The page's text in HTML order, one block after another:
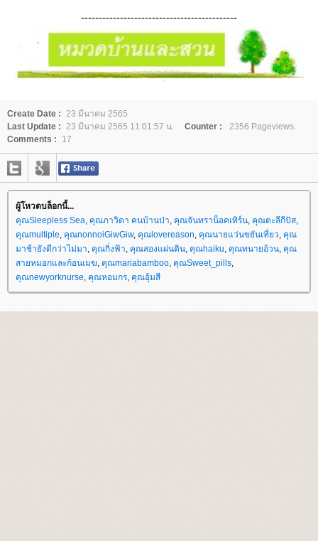
--------------------------------------------
Create Date : 23 มีนาคม 2565
Last Update : 23 มีนาคม 2565 11:01:57 น. Counter :
2356 Pageviews.
Comments :
17
ผู้โหวตบล็อกนี้...
คุณSleepless Sea, คุณภาวิดา คนบ้านป่า, คุณจันทราน็อคเทิร์น, คุณตะลีกีปัส,
คุณmultiple, คุณnonnoiGiwGiw, คุณlovereason, คุณนายแว่นขยันเที่ยว, คุณ
มาช้ายังดีกว่าไม่มา, คุณกิ่งฟ้า, คุณสองแผ่นดิน, คุณhaiku, คุณทนายอ้วน, คุณ
สายหมอกและก้อนเมฆ, คุณmariabamboo, คุณSweet_pills,
คุณnewyorknurse, คุณหอมกร, คุณอุ้มสี